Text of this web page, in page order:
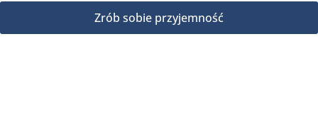
Zrób sobie przyjemność